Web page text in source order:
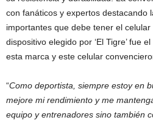
con fanáticos y expertos destacando
importantes que debe tener el
dispositivo elegido por ‘El Tigre’ fue
esta marca y este celular
“Como deportista, siempre estoy en
mejore mi rendimiento y me
equipo y entrenadores sino también